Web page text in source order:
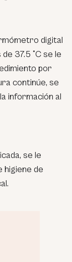
digital
37.5 °C se le
por
continúe, se
información al
se le
higiene de